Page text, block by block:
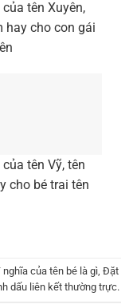
tên Xuyên,
hay cho con gái
tên Vỹ, tên
cho bé trai tên
nghĩa của tên bé là gì, Đặt
dấu liên kết thường trực.